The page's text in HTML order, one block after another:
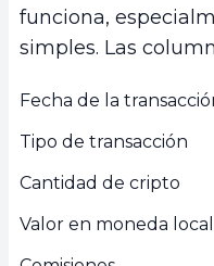
funciona,
simples. Las
Fecha de la
Tipo de transacción
Cantidad de cripto
Valor en moneda